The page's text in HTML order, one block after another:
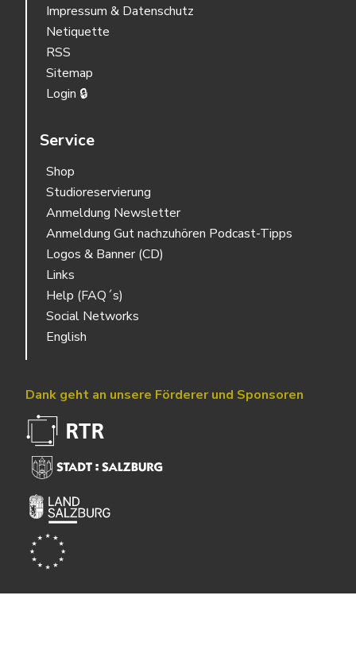
Impressum & Datenschutz
Netiquette
RSS
Sitemap
Login 🔒
Service
Shop
Studioreservierung
Anmeldung Newsletter
Anmeldung Gut nachzuhören Podcast-Tipps
Logos & Banner (CD)
Links
Help (FAQ´s)
Social Networks
English
Dank geht an unsere Förderer und Sponsoren